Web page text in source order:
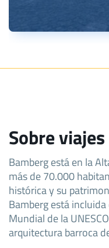
Sobre
Bamberg está en la
más de 70.000
histórica y su
Bamberg está
Mundial de la
arquitectura barroca